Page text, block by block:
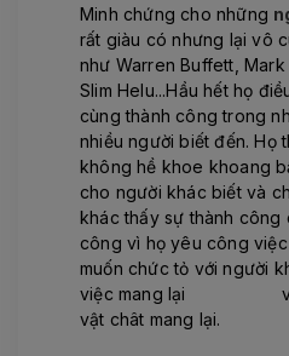
Minh chứng cho những
rất giàu có nhưng lại vô
như Warren Buffett,
Slim Helu...Hầu hết họ
cùng thành công trong
nhiều người biết đến. Họ
không hề khoe khoang
cho người khác biết và
khác thấy sự thành công
công vì họ yêu công
muốn chức tỏ với người
việc mang lại
vật chât mang lại.